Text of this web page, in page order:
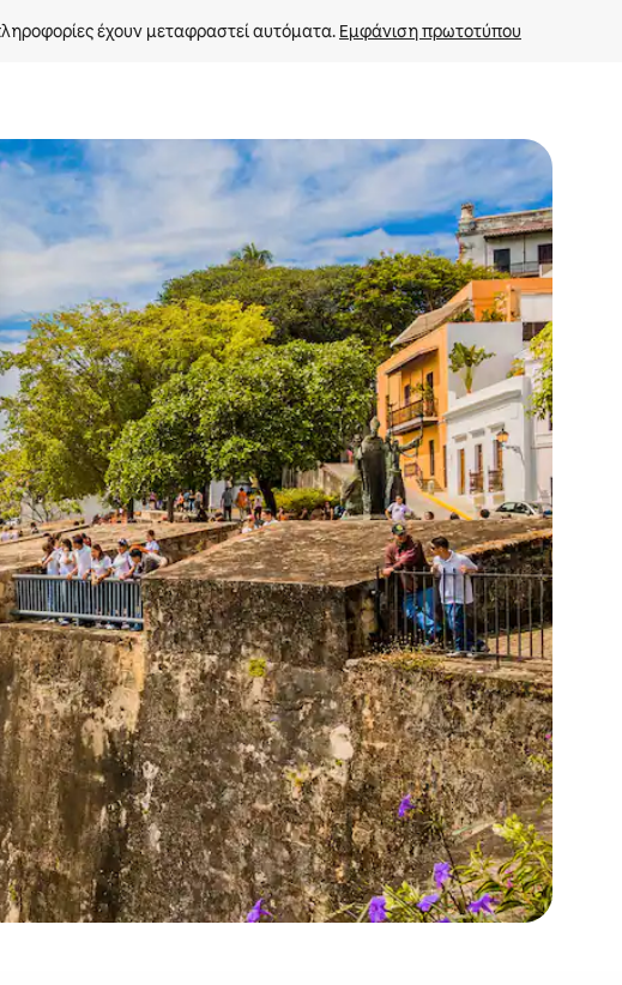
έχουν μεταφραστεί αυτόματα. Εμφάνιση πρωτοτύπου
στη σελίδα με τα κουμπιά πάνω και κάτω βέλους, να την